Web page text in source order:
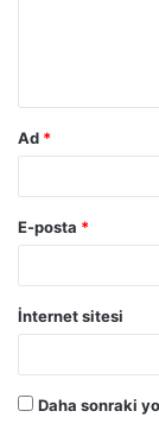
Ad *
E-posta *
İnternet sitesi
Daha sonraki